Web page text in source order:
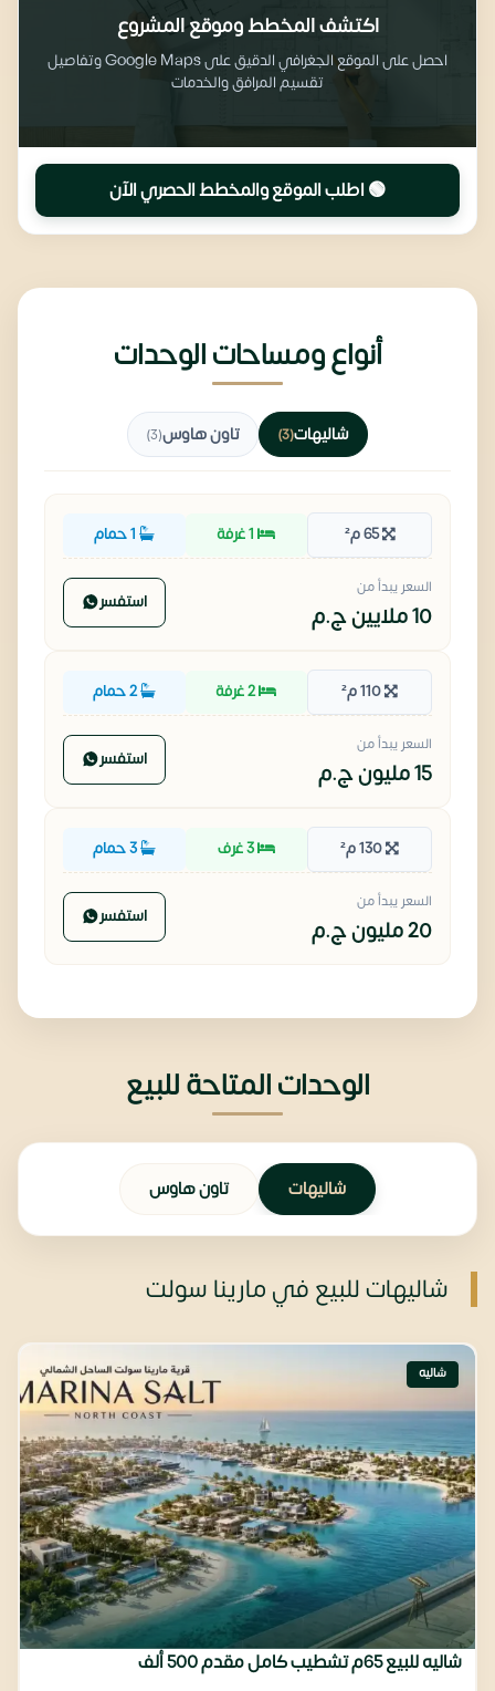
اكتشف المخطط وموقع المشروع
احصل على الموقع الجغرافي الدقيق على Google Maps وتفاصيل
تقسيم المرافق والخدمات
🟢 اطلب الموقع والمخطط الحصري الآن
أنواع ومساحات الوحدات
شاليهات(3) تاون هاوس(3)
65 م² 1 غرفة
السعر يبدأ من
10 ملايين ج.م استفسر
110 م² 2 غرفة 2 حمام
السعر يبدأ من
15 مليون ج.م استفسر
130 م² 3 غرف 3 حمام
السعر يبدأ من
20 مليون ج.م استفسر
الوحدات المتاحة للبيع
شاليهات تاون هاوس
شاليهات للبيع في مارينا سولت
شاليه
شاليه للبيع 65م تشطيب كامل مقدم 500 ألف